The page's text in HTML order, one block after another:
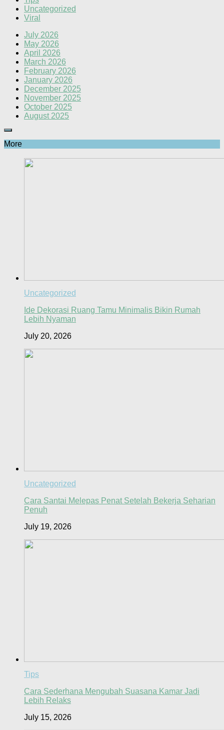
Uncategorized
Viral
July 2026
May 2026
April 2026
March 2026
February 2026
January 2026
December 2025
November 2025
October 2025
August 2025
More
Uncategorized
Ide Dekorasi Ruang Tamu Minimalis Bikin Rumah
Lebih Nyaman
July 20, 2026
Uncategorized
Cara Santai Melepas Penat Setelah Bekerja Seharian
Penuh
July 19, 2026
Tips
Cara Sederhana Mengubah Suasana Kamar Jadi
Lebih Relaks
July 15, 2026